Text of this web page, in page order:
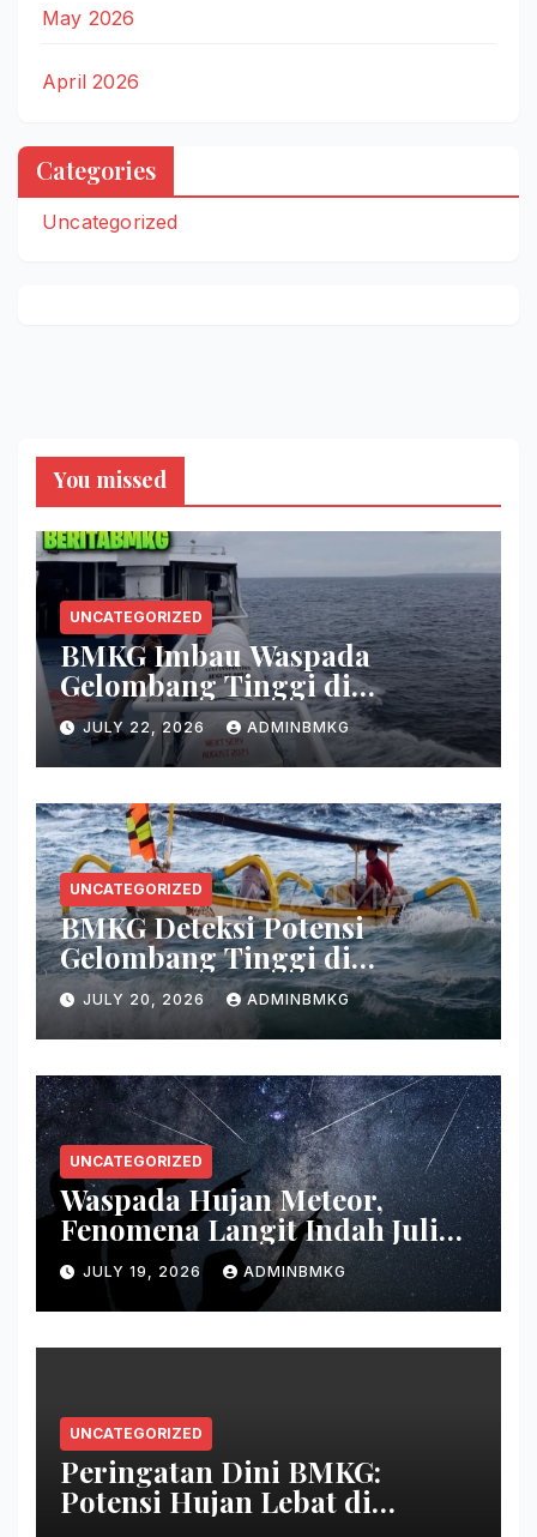
May 2026
April 2026
Categories
Uncategorized
You missed
UNCATEGORIZED
BMKG Imbau Waspada
Gelombang Tinggi di
Perairan Sultra
JULY 22, 2026 ADMINBMKG
UNCATEGORIZED
BMKG Deteksi Potensi
Gelombang Tinggi di
Persenjataan
JULY 20, 2026 ADMINBMKG
UNCATEGORIZED
Waspada Hujan Meteor,
Fenomena Langit Indah Juli
2026
JULY 19, 2026 ADMINBMKG
UNCATEGORIZED
Peringatan Dini BMKG:
Potensi Hujan Lebat di